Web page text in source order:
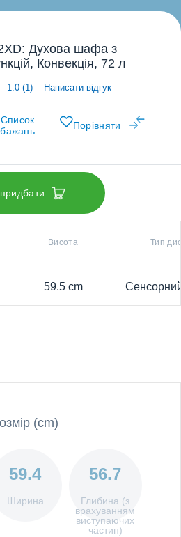
Духова шафа з
Конвекція, 72 л
1.0 Прочитано
Відкриється
у
вкладці.
(1) Написати відгук
Список
бажань
Порівняти
Висота
59.5 cm
Тип
(cm)
59.4
Ширина
56.7
Глибина (з
врахуванням
виступаючих
частин)